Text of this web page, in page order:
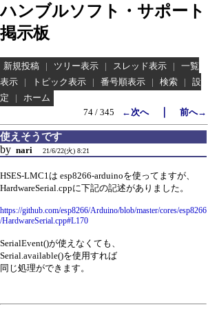
ハンブルソフト・サポート
掲示板
新規投稿 | ツリー表示 | スレッド表示 |
一覧
表示
| トピック表示 | 番号順表示 | 検索 |
設
定
|
ホーム
74 / 345
←次へ｜ 前へ→
使えそうです
by nari 21/6/22(火) 8:21
HSES-LMC1は esp8266-arduinoを使ってますが、
HardwareSerial.cppに下記の記述がありました。
https://github.com/esp8266/Arduino/blob/master/cores/esp8266
/HardwareSerial.cpp#L170
SerialEvent()が使えなくても、
Serial.available()を使用すれば
同じ処理ができます。